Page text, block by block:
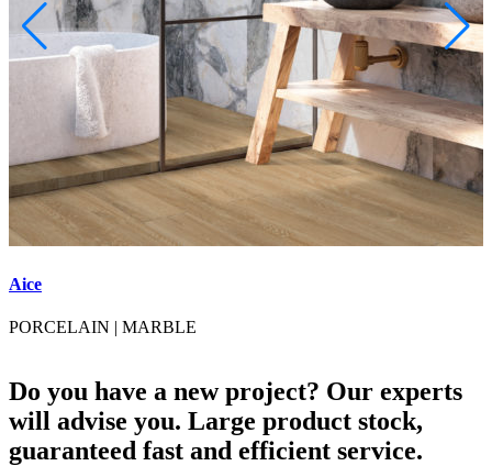
Aice
PORCELAIN | MARBLE
Do you have a new project? Our experts
will advise you. Large product stock,
guaranteed fast and efficient service.